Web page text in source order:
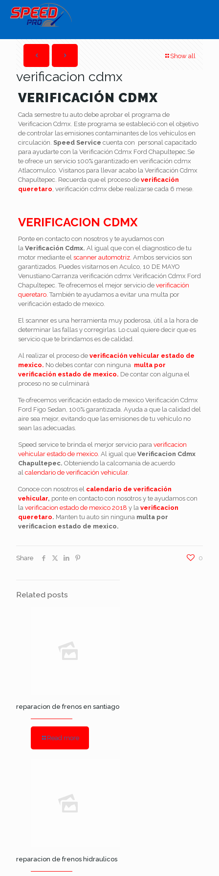
Show all
verificacion cdmx
VERIFICACIÓN CDMX
Cada semestre tu auto debe aprobar el programa de
Verificacion Cdmx. Este programa se estableció con el objetivo
de controlar las emisiones contaminantes de los vehículos en
circulación. Speed Service cuenta con personal capacitado
para ayudarte con la Verificación Cdmx Ford Chapultepec.Se
te ofrece un servicio 100% garantizado en verificación cdmx
Atlacomulco. Visitanos para llevar acabo la Verificación Cdmx
Chapultepec. Recuerda que el proceso de verificación
queretaro, verificación cdmx debe realizarse cada 6 mese.
VERIFICACION CDMX
Ponte en contacto con nosotros y te ayudamos con
la Verificación Cdmx. Al igual que con el diagnostico de tu
motor mediante el scanner automotriz. Ambos servicios son
garantizados. Puedes visitarnos en Aculco, 10 DE MAYO
Venustiano Carranza verificación cdmx Verificación Cdmx Ford
Chapultepec. Te ofrecemos el mejor servicio de verificación
queretaro. También te ayudamos a evitar una multa por
verificación estado de mexico.
El scanner es una herramienta muy poderosa, útil a la hora de
determinar las fallas y corregirlas. Lo cual quiere decir que es
servicio que te brindamos es de calidad.
Al realizar el proceso de verificación vehicular estado de
mexico. No debes contar con ninguna multa por
verificación estado de mexico. De contar con alguna el
proceso no se culminará
Te ofrecemos verificación estado de mexico Verificación Cdmx
Ford Figo Sedan, 100% garantizada. Ayuda a que la calidad del
aire sea mejor, evitando que las emisiones de tu vehículo no
sean las adecuadas.
Speed service te brinda el merjor servicio para verificacion
vehicular estado de mexico. Al igual que Verificacion Cdmx
Chapultepec. Obteniendo la calcomania de acuerdo
al calendario de verificación vehicular.
Conoce con nosotros el calendario de verificación
vehicular, ponte en contacto con nosotros y te ayudamos con
la verificacion estado de mexico 2018 y la verificacion
queretaro. Manten tu auto sin ningunamulta por
verificacion estado de mexico.
Share 0
Related posts
reparacion de frenos en santiago
Read more
reparacion de frenos hidraulicos